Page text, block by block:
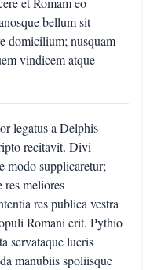
bellum sit
domicilium; nusquam
vindicem atque
legatus a Delphis
recitavit. Divi
modo supplicaretur;
meliores
res publica vestra
Romani erit. Pythio
servataque lucris
manubiis spoliisque